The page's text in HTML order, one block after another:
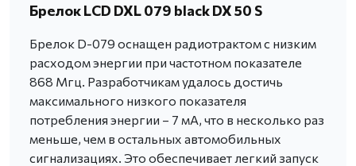
Брелок LCD DXL 079 black DX 50 S
Брелок D-079 оснащен радиотрактом с низким
расходом энергии при частотном показателе
868 Мгц. Разработчикам удалось достичь
максимального низкого показателя
потребления энергии – 7 мА, что в несколько раз
меньше, чем в остальных автомобильных
сигнализациях. Это обеспечивает легкий запуск